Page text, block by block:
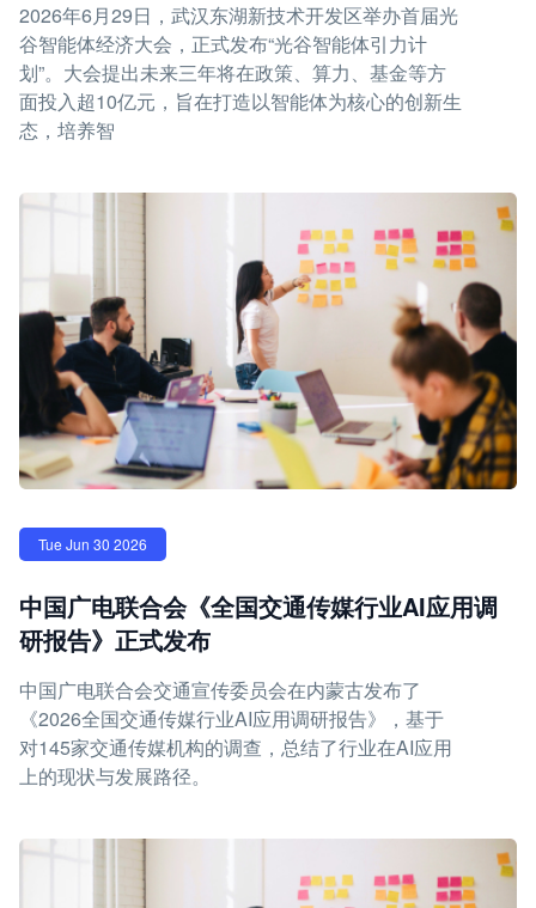
2026年6月29日，武汉东湖新技术开发区举办首届光
谷智能体经济大会，正式发布“光谷智能体引力计
划”。大会提出未来三年将在政策、算力、基金等方
面投入超10亿元，旨在打造以智能体为核心的创新生
态，培养智
Tue Jun 30 2026
中国广电联合会《全国交通传媒行业AI应用调
研报告》正式发布
中国广电联合会交通宣传委员会在内蒙古发布了
《2026全国交通传媒行业AI应用调研报告》，基于
对145家交通传媒机构的调查，总结了行业在AI应用
上的现状与发展路径。